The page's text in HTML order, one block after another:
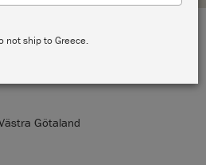
49
Götaland
not ship to Greece.